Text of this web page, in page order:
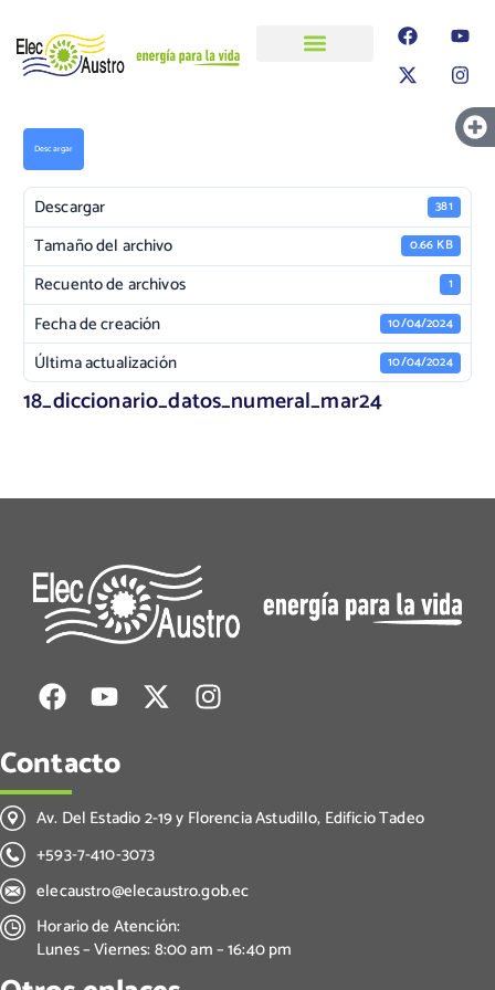
Descargar
Descargar 381
Tamaño del archivo 0.66 KB
Recuento de archivos 1
Fecha de creación 10/04/2024
Última actualización 10/04/2024
18_diccionario_datos_numeral_mar24
Contacto
Av. Del Estadio 2-19 y Florencia Astudillo, Edificio Tadeo
+593-7-410-3073
elecaustro@elecaustro.gob.ec
Horario de Atención:
Lunes – Viernes: 8:00 am – 16:40 pm